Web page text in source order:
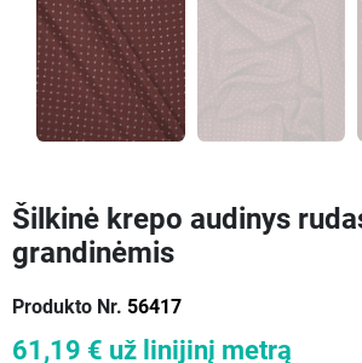
Šilkinė krepo audinys
grandinėmis
Produkto Nr. 56417
61,19 € už linijinį metrą